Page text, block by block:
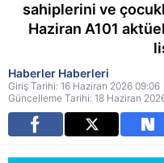
sahiplerini ve
Haziran A101
Haberler Haberleri
Giriş Tarihi: 16 Haziran 2026 09:06
Güncelleme Tarihi: 18 Haziran